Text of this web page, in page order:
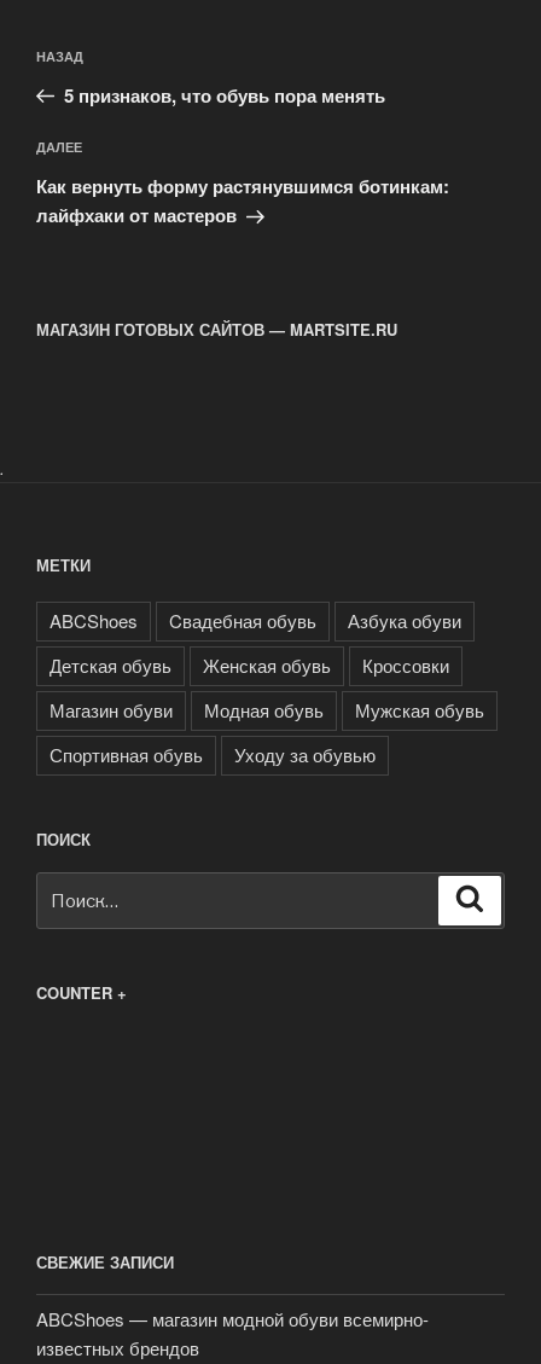
по
записям
Предыдущая
запись:
НАЗАД
5 признаков, что обувь пора менять
Следующая
запись
ДАЛЕЕ
Как вернуть форму растянувшимся ботинкам:
лайфхаки от мастеров
МАГАЗИН ГОТОВЫХ САЙТОВ — MARTSITE.RU
.
МЕТКИ
ABCShoes Cвадебная обувь
Азбука обуви
Детская обувь
Женская обувь
Кроссовки
Магазин обуви
Модная обувь
Мужская обувь
Спортивная обувь
Уходу за обувью
ПОИСК
COUNTER +
СВЕЖИЕ ЗАПИСИ
ABCShoes — магазин модной обуви всемирно-
известных брендов